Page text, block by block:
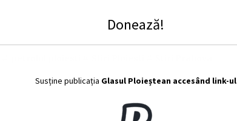
Donează!
Susține publicația Glasul Ploieștean accesând link-ul